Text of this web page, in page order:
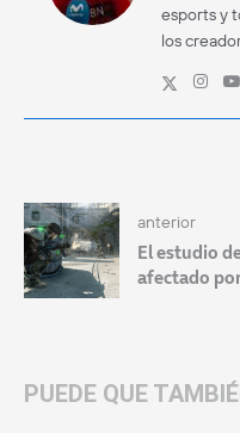
esports y
los
anterior
El estudio
afectado
PUEDE QUE